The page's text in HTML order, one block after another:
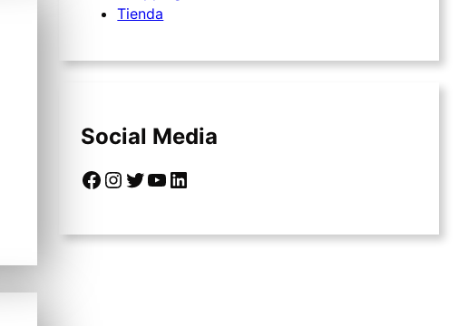
Tienda
Social Media
Facebook Instagram Twitter YouTube LinkedIn